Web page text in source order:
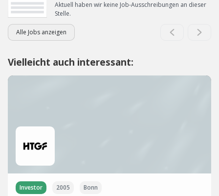
Aktuell haben wir keine Job-Ausschreibungen an dieser
Stelle.
Alle Jobs anzeigen
Vielleicht auch interessant:
Investor 2005 Bonn